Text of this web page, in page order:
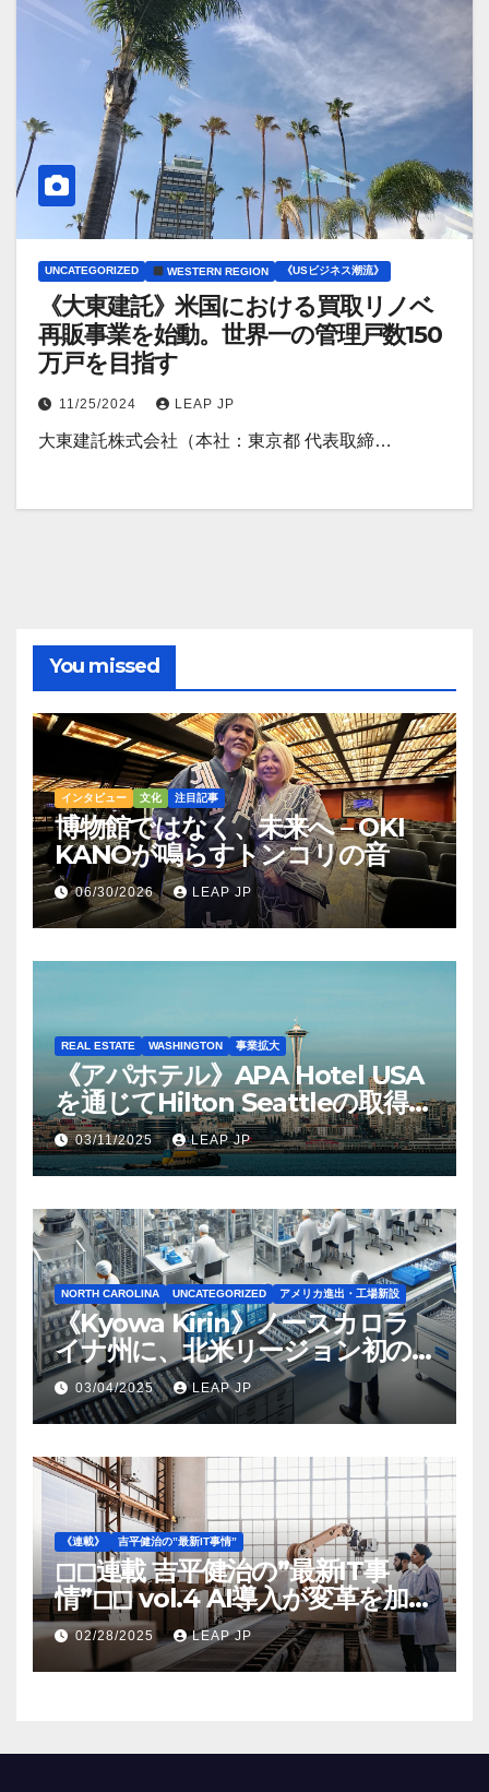
UNCATEGORIZED WESTERN REGION 《USビジネス潮流》
《大東建託》米国における買取リノベ
再販事業を始動。世界一の管理戸数150
万戸を目指す
11/25/2024 LEAP JP
大東建託株式会社（本社：東京都 代表取締…
You missed
インタビュー 文化 注目記事
博物館ではなく、未来へ – OKI
KANOが鳴らすトンコリの音
06/30/2026 LEAP JP
REAL ESTATE WASHINGTON 事業拡大
《アパホテル》APA Hotel USA
を通じてHilton Seattleの取得を
完了
03/11/2025 LEAP JP
NORTH CAROLINA UNCATEGORIZED アメリカ進出・工場新設
《Kyowa Kirin》ノースカロラ
イナ州に、北米リージョン初の
工場建設を決定
03/04/2025 LEAP JP
《連載》 吉平健治の”最新IT事情”
◻︎◻︎連載 吉平健治の”最新IT事
情”◻︎◻︎ vol.4 AI導入が変革を加速
する米国製造業の最前線
02/28/2025 LEAP JP